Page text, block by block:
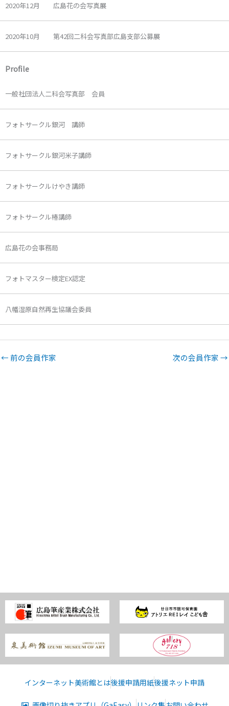
2020年12月 広島花の会写真展
2020年10月 第42回二科会写真部広島支部公募展
Profile
一般社団法人二科会写真部 会員
フォトサークル銀河 講師
フォトサークル銀河米子講師
フォトサークルけやき講師
フォトサークル椿講師
広島花の会事務局
フォトマスター検定EX認定
八幡湿原自然再生協議会委員
← 前の会員作家 次の会員作家→
インターネット美術館とは後援申請用紙後援ネット申請